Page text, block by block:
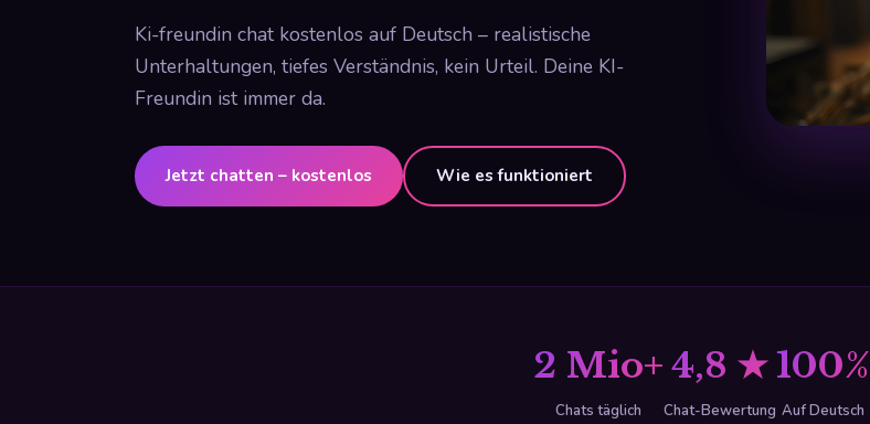
Ki-freundin chat kostenlos auf Deutsch – realistische
Unterhaltungen, tiefes Verständnis, kein Urteil. Deine KI-
Freundin ist immer da.
Jetzt chatten – kostenlos Wie es funktioniert
2 Mio+
Chats täglich
4,8 ★
Chat-Bewertung
100%
Auf Deutsch